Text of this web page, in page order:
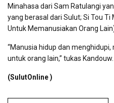
Minahasa dari Sam Ratulangi
yang berasal dari Sulut; Si Tou Ti
Untuk Memanusiakan Orang
“Manusia hidup dan
untuk orang lain,” tukas Kandouw.
(SulutOnline )